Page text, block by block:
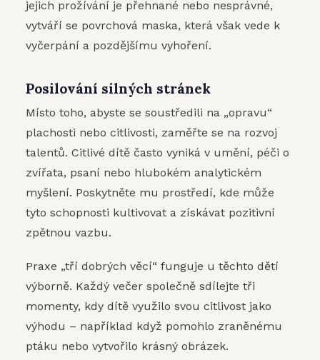
jejich prožívání je přehnané nebo nesprávné,
vytváří se povrchová maska, která však vede k
vyčerpání a pozdějšímu vyhoření.
Posilování silných stránek
Místo toho, abyste se soustředili na „opravu“
plachosti nebo citlivosti, zaměřte se na rozvoj
talentů. Citlivé dítě často vyniká v umění, péči o
zvířata, psaní nebo hlubokém analytickém
myšlení. Poskytněte mu prostředí, kde může
tyto schopnosti kultivovat a získávat pozitivní
zpětnou vazbu.
Praxe „tří dobrých věcí“ funguje u těchto dětí
výborně. Každý večer společně sdílejte tři
momenty, kdy dítě využilo svou citlivost jako
výhodu – například když pomohlo zraněnému
ptáku nebo vytvořilo krásný obrázek.